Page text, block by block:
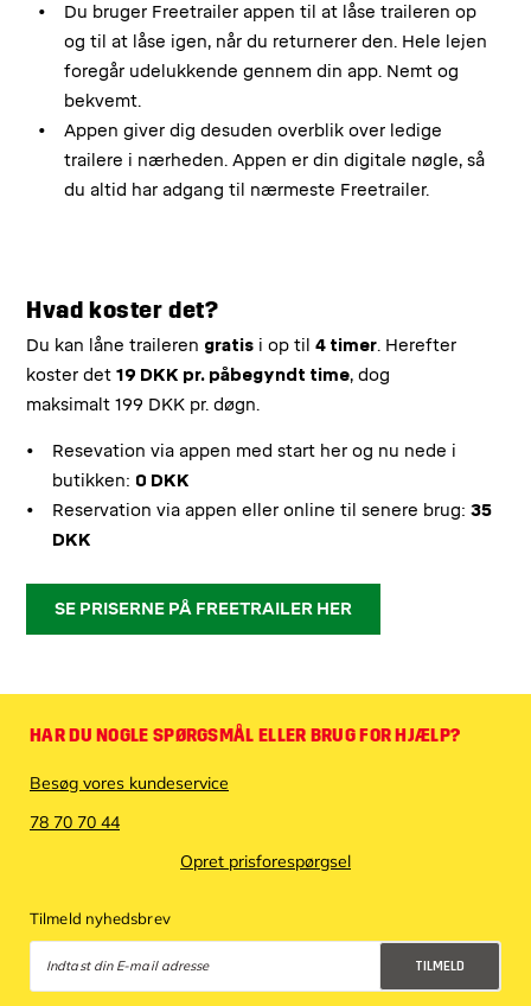
Du bruger Freetrailer appen til at låse traileren op
og til at låse igen, når du returnerer den. Hele lejen
foregår udelukkende gennem din app. Nemt og
bekvemt.
Appen giver dig desuden overblik over ledige
trailere i nærheden. Appen er din digitale nøgle, så
du altid har adgang til nærmeste Freetrailer.
Hvad koster det?
Du kan låne traileren gratis i op til 4 timer. Herefter
koster det 19 DKK pr. påbegyndt time, dog
maksimalt 199 DKK pr. døgn.
Resevation via appen med start her og nu nede i
butikken: 0 DKK
Reservation via appen eller online til senere brug: 35
DKK
SE PRISERNE PÅ FREETRAILER HER
HAR DU NOGLE SPØRGSMÅL ELLER BRUG FOR HJÆLP?
Besøg vores kundeservice
78 70 70 44
Opret prisforespørgsel
Tilmeld nyhedsbrev
TILMELD